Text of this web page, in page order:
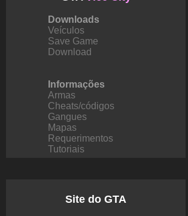
Downloads
Veículos
Save Game
Download
Informações
Armas
Cheats/códigos
Gangues
Mapas
Requerimentos
Tutoriais
Site do GTA